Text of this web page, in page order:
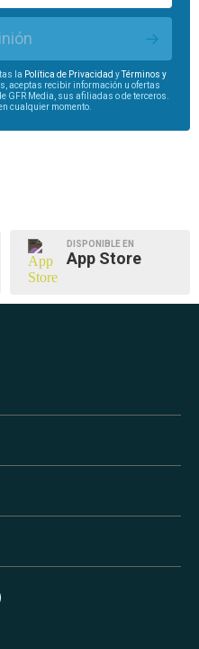
la Política de Privacidad yTérminos y
aceptas recibir información u ofertas
GFR Media, sus afiliadas o de terceros.
cualquier momento.
DISPONIBLE EN
App Store